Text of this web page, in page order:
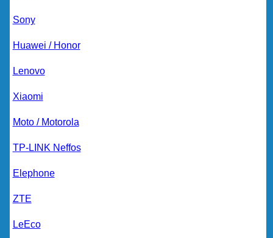
Sony
Huawei / Honor
Lenovo
Xiaomi
Moto / Motorola
TP-LINK Neffos
Elephone
ZTE
LeEco